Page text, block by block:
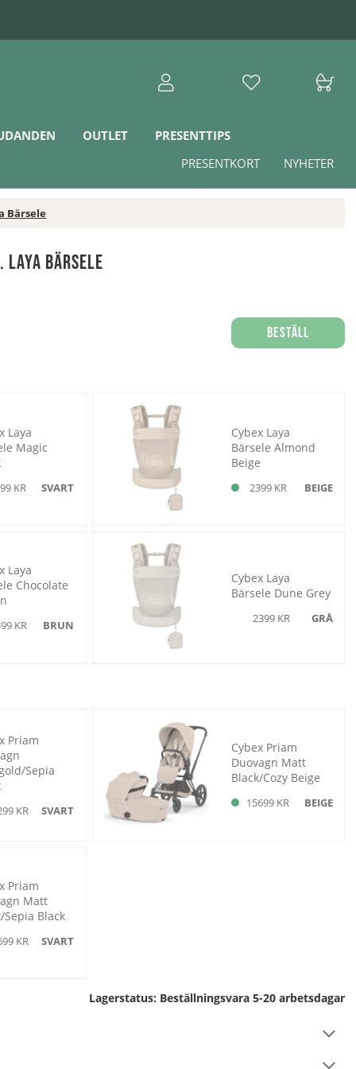
OUTLET
PRESENTTIPS
NYHETER
PRESENTKORT
Bärsele
Laya Bärsele
Beställ
Laya
Magic
KR SVART
Cybex Laya
Bärsele Almond
Beige
2399 KR BEIGE
Laya
Chocolate
KR BRUN
Cybex Laya
Bärsele Dune Grey
2399 KR GRÅ
Priam
Sepia
KR SVART
Cybex Priam
Duovagn Matt
Black/Cozy Beige
15699 KR BEIGE
Priam
Matt
Sepia Black
KR SVART
Lagerstatus: Beställningsvara 5-20 arbetsdagar